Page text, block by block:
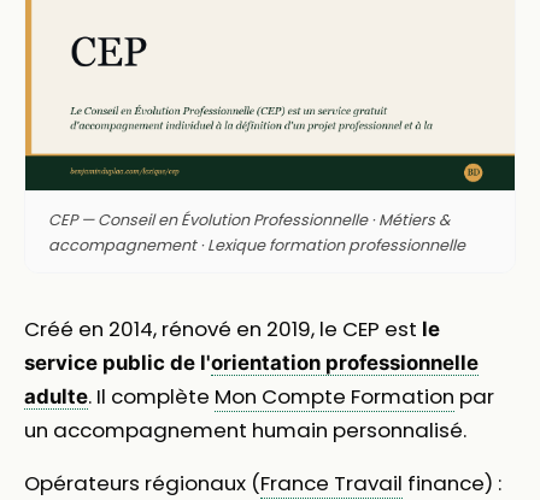
CEP — Conseil en Évolution Professionnelle · Métiers &
accompagnement · Lexique formation professionnelle
Créé en 2014, rénové en 2019, le CEP est le
service public de l'orientation professionnelle
adulte. Il complète Mon Compte Formation par
un accompagnement humain personnalisé.
Opérateurs régionaux (France Travail finance) :